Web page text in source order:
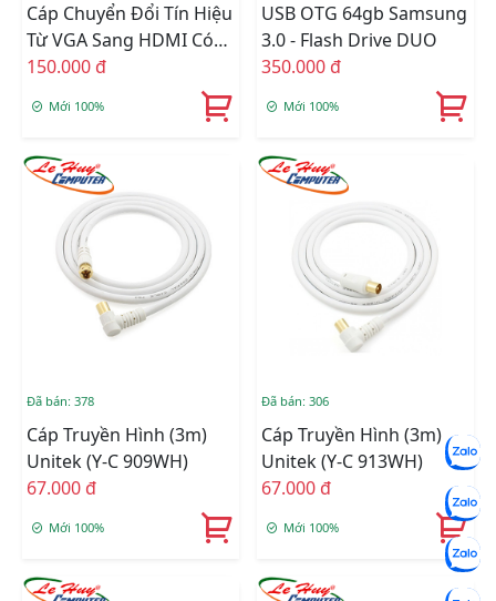
Cáp Chuyển Đổi Tín Hiệu
Từ VGA Sang HDMI Có
Âm Thanh + Cáp Micro
150.000 đ
Mới 100%
USB OTG 64gb Samsung
3.0 - Flash Drive DUO
350.000 đ
Mới 100%
Đã bán: 378
Cáp Truyền Hình (3m)
Unitek (Y-C 909WH)
67.000 đ
Mới 100%
Đã bán: 306
Cáp Truyền Hình (3m)
Unitek (Y-C 913WH)
67.000 đ
Mới 100%